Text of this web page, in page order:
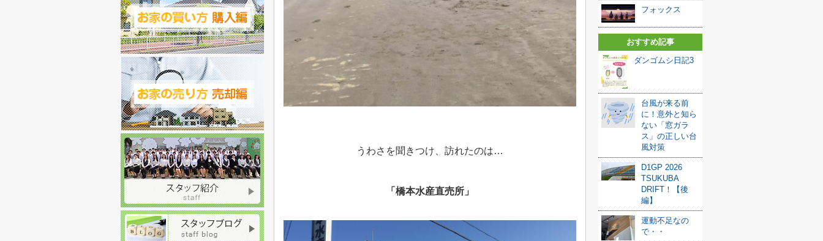
うわさを聞きつけ、訪れたのは…
「橋本水産直売所」
フォックス
おすすめ記事
ダンゴムシ日記3
台風が来る前
に！意外と知ら
ない「窓ガラ
ス」の正しい台
風対策
D1GP 2026
TSUKUBA
DRIFT！【後
編】
運動不足なの
で・・